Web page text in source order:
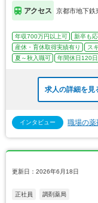
アクセス 京都市地下鉄
年収700万円以上可 新卒も
産休・育休取得実績有り
ス
夏～秋入職可
年間休日120
求人の詳細を見
インタビュー 職場の薬
更新日：2026年6月18日
正社員 調剤薬局